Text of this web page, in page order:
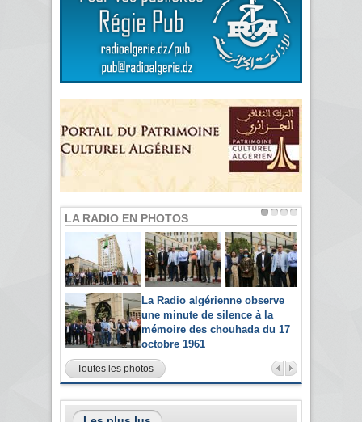
LA RADIO EN PHOTOS
La Radio algérienne observe
une minute de silence à la
mémoire des chouhada du 17
octobre 1961
Toutes les photos